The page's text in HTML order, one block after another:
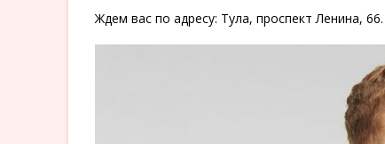
Ждем вас по адресу: Тула, проспект Ленина, 66.